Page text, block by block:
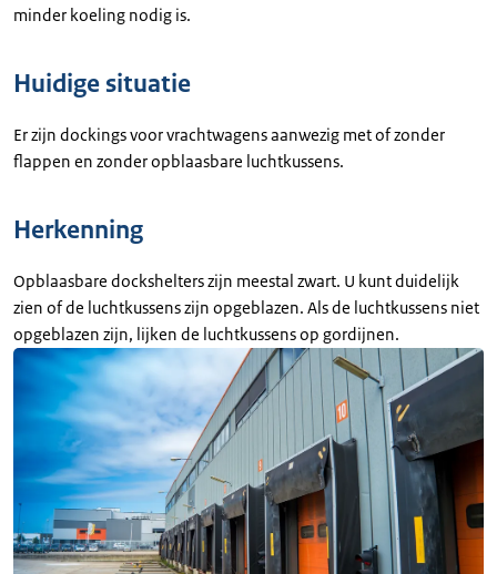
minder koeling nodig is.
Huidige situatie
Er zijn dockings voor vrachtwagens aanwezig met of zonder
flappen en zonder opblaasbare luchtkussens.
Herkenning
Opblaasbare dockshelters zijn meestal zwart. U kunt duidelijk
zien of de luchtkussens zijn opgeblazen. Als de luchtkussens niet
opgeblazen zijn, lijken de luchtkussens op gordijnen.